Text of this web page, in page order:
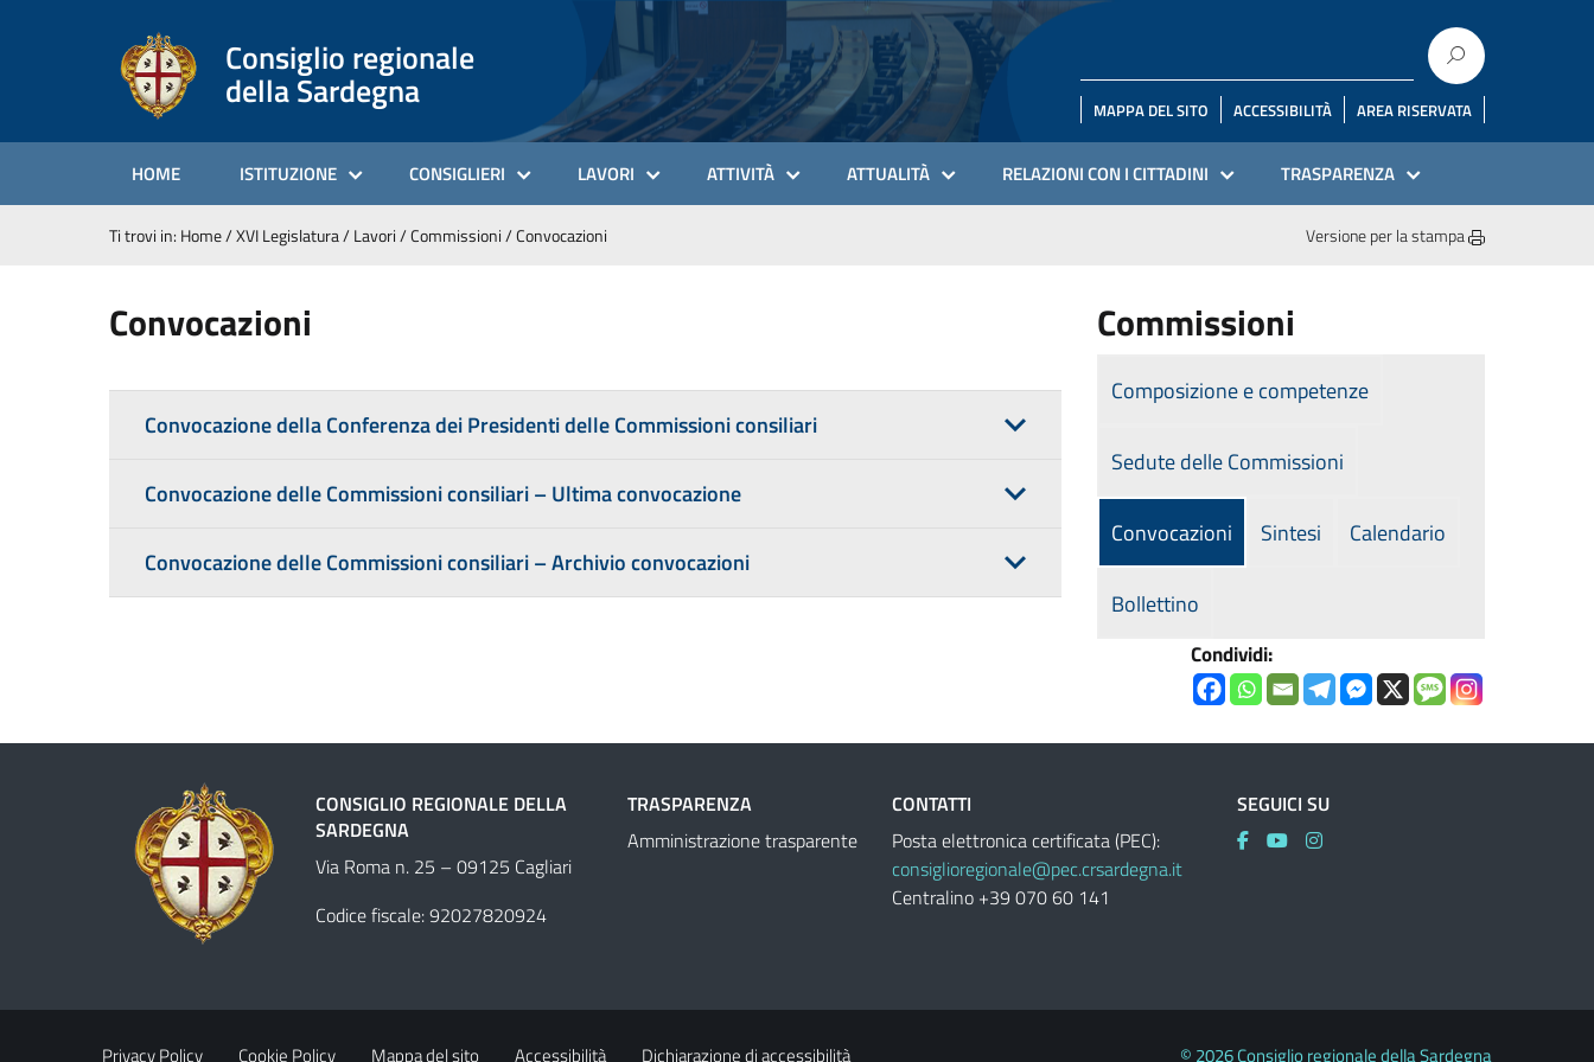
Consiglio regionale
della Sardegna MAPPA DEL SITO ACCESSIBILITÀ AREA RISERVATA
HOME ISTITUZIONE CONSIGLIERI LAVORI ATTIVITÀ ATTUALITÀ RELAZIONI CON I CITTADINI TRASPARENZA
Ti trovi in: Home/XVI Legislatura/Lavori/Commissioni/Convocazioni Versione per la stampa
Convocazioni
Convocazione della Conferenza dei Presidenti delle Commissioni consiliari
Convocazione delle Commissioni consiliari – Ultima convocazione
Convocazione delle Commissioni consiliari – Archivio convocazioni
Commissioni
Composizione e competenze
Sedute delle Commissioni
Convocazioni Sintesi Calendario
Bollettino
Condividi:
CONSIGLIO REGIONALE DELLA
SARDEGNA
Via Roma n. 25 – 09125 Cagliari
Codice fiscale: 92027820924
TRASPARENZA
Amministrazione trasparente
CONTATTI
Posta elettronica certificata (PEC):
consiglioregionale@pec.crsardegna.it
Centralino +39 070 60 141
SEGUICI SU
Privacy Policy Cookie Policy Mappa del sito Accessibilità Dichiarazione di accessibilità © 2026 Consiglio regionale della Sardegna